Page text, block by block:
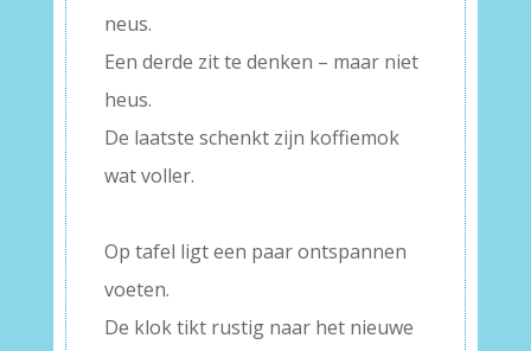
neus.
Een derde zit te denken – maar niet
heus.
De laatste schenkt zijn koffiemok
wat voller.
Op tafel ligt een paar ontspannen
voeten.
De klok tikt rustig naar het nieuwe